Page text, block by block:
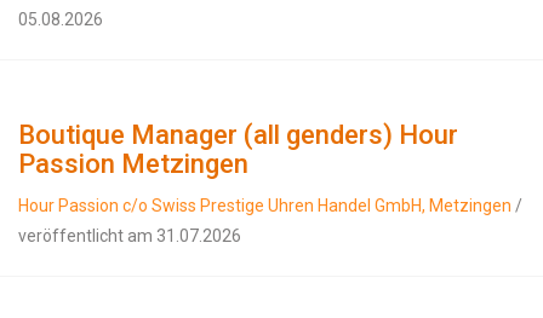
05.08.2026
Boutique Manager (all genders) Hour
Passion Metzingen
Hour Passion c/o Swiss Prestige Uhren Handel GmbH, Metzingen /
veröffentlicht am 31.07.2026